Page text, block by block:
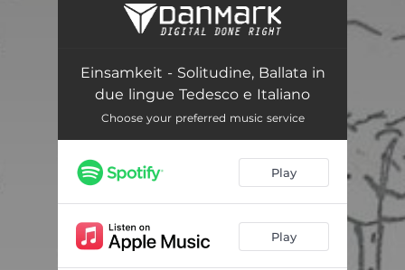
Einsamkeit - Solitudine, Ballata in due lingue Tedesco e Italiano
Einsamkeit - Solitudine, Ballata in
due lingue Tedesco e Italiano
Choose your preferred music service
Play
Play